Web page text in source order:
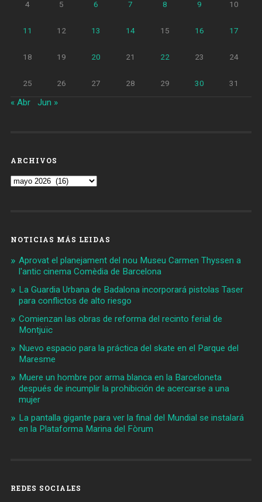
4 5 6 7 8 9 10
11 12 13 14 15 16 17
18 19 20 21 22 23 24
25 26 27 28 29 30 31
« Abr Jun »
ARCHIVOS
Archivos
NOTICIAS MÁS LEIDAS
Aprovat el planejament del nou Museu Carmen Thyssen a
l'antic cinema Comèdia de Barcelona
La Guardia Urbana de Badalona incorporará pistolas Taser
para conflictos de alto riesgo
Comienzan las obras de reforma del recinto ferial de
Montjuïc
Nuevo espacio para la práctica del skate en el Parque del
Maresme
Muere un hombre por arma blanca en la Barceloneta
después de incumplir la prohibición de acercarse a una
mujer
La pantalla gigante para ver la final del Mundial se instalará
en la Plataforma Marina del Fòrum
REDES SOCIALES